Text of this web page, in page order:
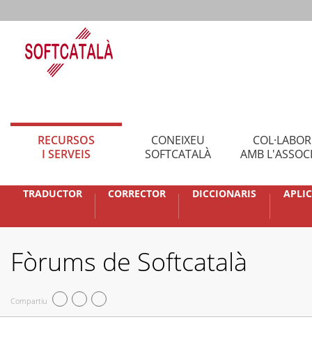
RECURSOS
I SERVEIS
CONEIXEU
SOFTCATALÀ
AMB
TRADUCTOR CORRECTOR DICCIONARIS
Fòrums de Softcatalà
Compartiu